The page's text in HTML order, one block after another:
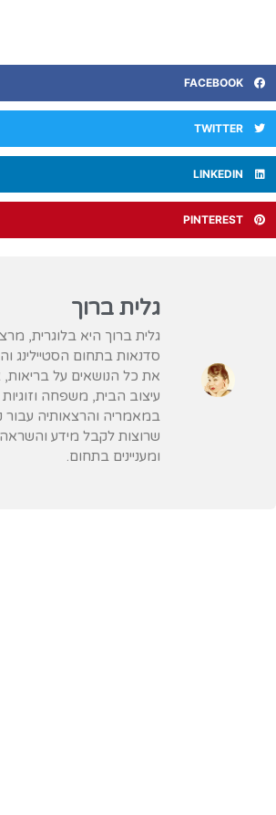
FACEBOOK
TWITTER
LINKEDIN
PINTEREST
גלית ברוך
גלית ברוך היא בלוגרית,
סדנאות בתחום הסטיילינג
את כל הנושאים על בריאות,
עיצוב הבית, משפחה
במאמריה והרצאותיה עבור
שרוצות לקבל מידע
ומעניינים בתחום.